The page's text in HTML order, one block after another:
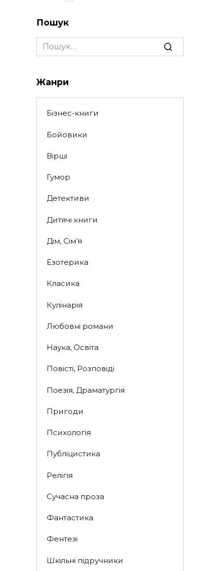
Пошук
Search
for:
Жанри
Бізнес-книги
Бойовики
Вірші
Гумор
Детективи
Дитячі книги
Дім, Сім’я
Езотерика
Класика
Кулінарія
Любовні романи
Наука, Освіта
Повісті, Розповіді
Поезія, Драматургія
Пригоди
Психологія
Публіцистика
Релігія
Сучасна проза
Фантастика
Фентезі
Шкільні підручники